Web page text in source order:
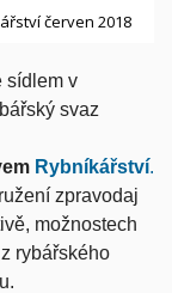
červen 2018
sídlem v
svaz
Rybníkářství.
zpravodaj
možnostech
rybářského